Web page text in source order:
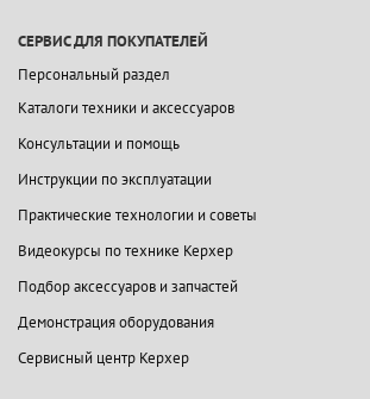
СЕРВИС ДЛЯ ПОКУПАТЕЛЕЙ
Персональный раздел
Каталоги техники и аксессуаров
Консультации и помощь
Инструкции по эксплуатации
Практические технологии и советы
Видеокурсы по технике Керхер
Подбор аксессуаров и запчастей
Демонстрация оборудования
Сервисный центр Керхер